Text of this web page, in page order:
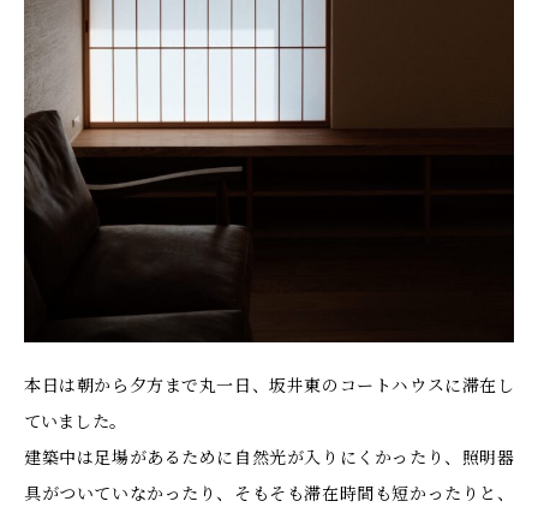
本日は朝から夕方まで丸一日、坂井東のコートハウスに滞在し
ていました。
建築中は足場があるために自然光が入りにくかったり、照明器
具がついていなかったり、そもそも滞在時間も短かったりと、